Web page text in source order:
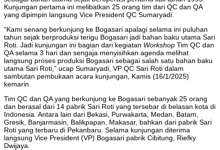
Kunjungan pertama ini melibatkan 25 orang tim dari QC dan QA
yang dipimpin langsung Vice President QC Sumaryadi.
“Kami senang berkunjung ke Bogasari apalagi selama ini puluhan
tahun sejak berproduksi terigu Bogasari jadi bahan baku utama Sari
Roti. Jadi kunjungan ini bagian dari kegiatan Workshop Tim QC dan
QA selama 3 hari dan sengaja menyisihkan agenda melihat
langsung proses produksi Bogasari sebagai salah satu bahan baku
utama Sari Roti,” ucap Sumaryadi, VP QC Sari Roti dalam
sambutan pembukaan acara kunjungan, Kamis (16/1/2025)
kemarin.
Tim QC dan QA yang berkunjung ke Bogasari sebanyak 25 orang
dan berasal dari 14 pabrik Sari Roti yang tersebar di belasan kota di
Indonesia. Antara lain dari Bekasi, Purwakarta, Medan, Batam,
Gresik, Banjarmasin, Balikpapan, Makasar, bahkan dari pabrik Sari
Roti yang terbaru di Pekanbaru. Selama kunjungan diterima
langsung Vice President (VP) Bogasari pabrik Cibitung, Riefky
Dwijaya.